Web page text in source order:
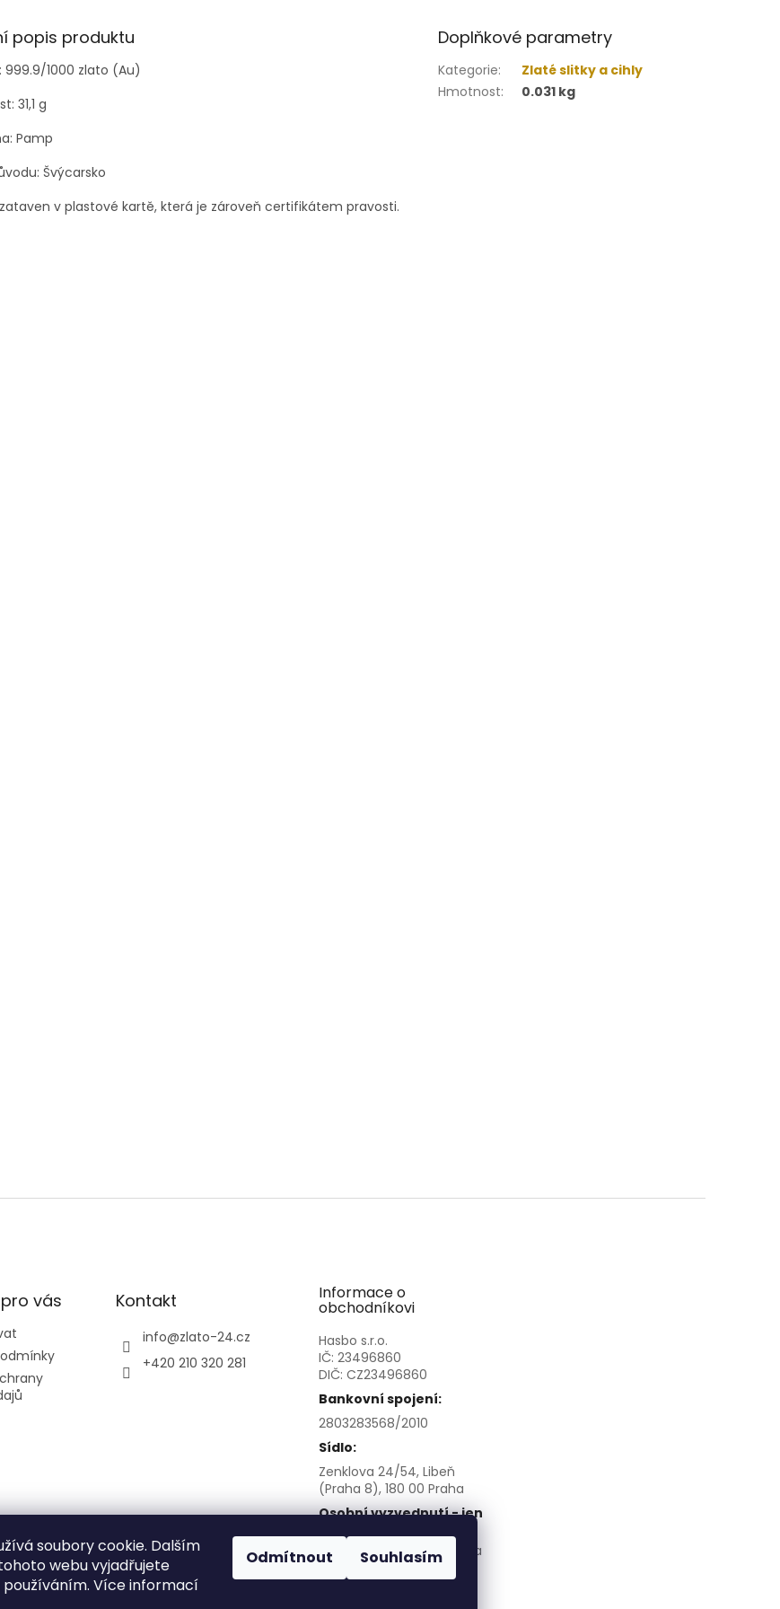
soubory cookie. Dalším
webu vyjadřujete
používáním. Více informací
Odmítnout Souhlasím
popis produktu
999.9/1000 zlato (Au)
31,1 g
Pamp
Švýcarsko
v plastové kartě, která je zároveň certifikátem pravosti.
Doplňkové parametry
Kategorie:
Zlaté slitky a cihly
Hmotnost: 0.031 kg
vás Kontakt
info@zlato-24.cz
+420 210 320 281
Informace o
obchodníkovi
Hasbo s.r.o.
IČ: 23496860
DIČ: CZ23496860
Bankovní spojení:
2803283568/2010
Sídlo:
Zenklova 24/54, Libeň
(Praha 8), 180 00 Praha
Osobní vyzvednutí - jen
Sokolovská 266/145, Praha
8